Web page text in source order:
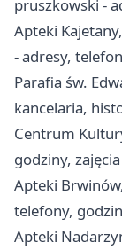
pruszkowski -
Apteki
- adresy,
Parafia św.
kancelaria,
Centrum
godziny,
Apteki
telefony,
Apteki